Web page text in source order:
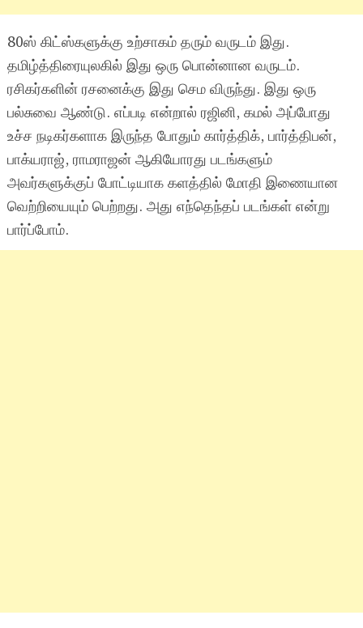
80ஸ் கிட்ஸ்களுக்கு உற்சாகம் தரும் வருடம் இது.
தமிழ்த்திரையுலகில் இது ஒரு பொன்னான வருடம்.
ரசிகர்களின் ரசனைக்கு இது செம விருந்து. இது ஒரு
பல்சுவை ஆண்டு. எப்படி என்றால் ரஜினி, கமல் அப்போது
உச்ச நடிகர்களாக இருந்த போதும் கார்த்திக், பார்த்திபன்,
பாக்யராஜ், ராமராஜன் ஆகியோரது படங்களும்
அவர்களுக்குப் போட்டியாக களத்தில் மோதி இணையான
வெற்றியையும் பெற்றது. அது எந்தெந்தப் படங்கள் என்று
பார்ப்போம்.